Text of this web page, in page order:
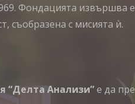
Фондацията извършва
съобразена с мисията ѝ.
“Делта Анализи”е да